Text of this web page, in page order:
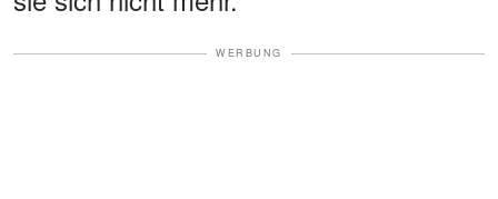
WERBUNG